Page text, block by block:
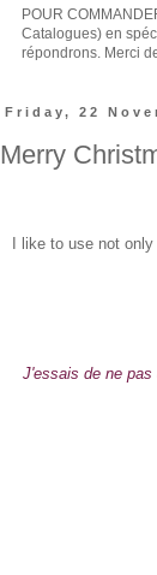
POUR
Catalogues) en
répondrons. Merci
Friday, 22
Merry
I like to use not
J'essais de ne